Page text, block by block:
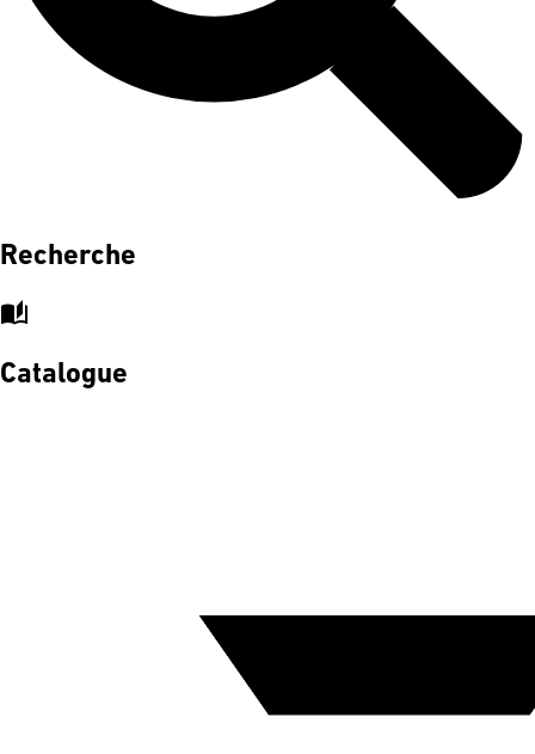
Recherche
auto_stories
Catalogue